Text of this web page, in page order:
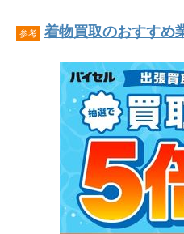
参考 着物買取のおすすめ